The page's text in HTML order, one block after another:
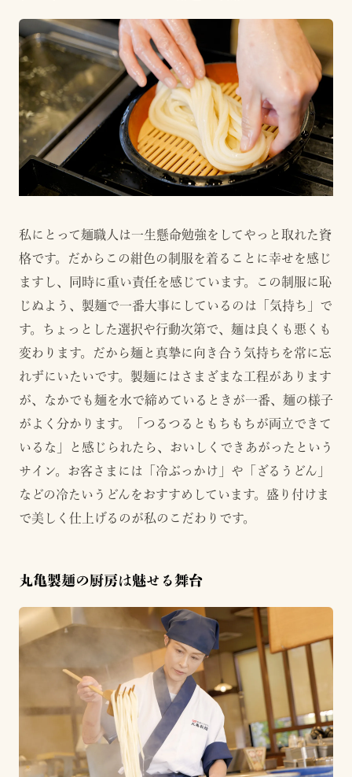
私にとって麺職人は一生懸命勉強をしてやっと取れた資
格です。だからこの紺色の制服を着ることに幸せを感じ
ますし、同時に重い責任を感じています。この制服に恥
じぬよう、製麺で一番大事にしているのは「気持ち」で
す。ちょっとした選択や行動次第で、麺は良くも悪くも
変わります。だから麺と真摯に向き合う気持ちを常に忘
れずにいたいです。製麺にはさまざまな工程があります
が、なかでも麺を水で締めているときが一番、麺の様子
がよく分かります。「つるつるともちもちが両立できて
いるな」と感じられたら、おいしくできあがったという
サイン。お客さまには「冷ぶっかけ」や「ざるうどん」
などの冷たいうどんをおすすめしています。盛り付けま
で美しく仕上げるのが私のこだわりです。
丸亀製麺の厨房は魅せる舞台